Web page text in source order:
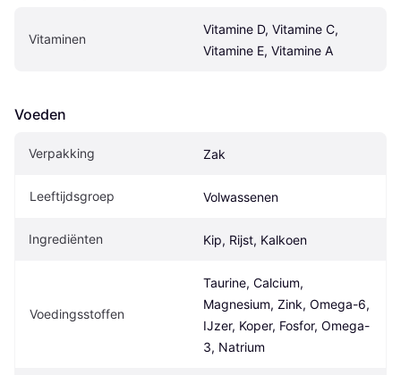
Vitaminen
Vitamine D, Vitamine C,
Vitamine E, Vitamine A
Voeden
Verpakking Zak
Leeftijdsgroep Volwassenen
Ingrediënten Kip, Rijst, Kalkoen
Voedingsstoffen
Taurine, Calcium,
Magnesium, Zink, Omega-6,
IJzer, Koper, Fosfor, Omega-
3, Natrium